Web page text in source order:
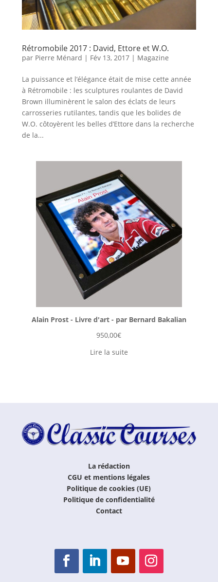
Rétromobile 2017 : David, Ettore et W.O.
par Pierre Ménard | Fév 13, 2017| Magazine
La puissance et l’élégance était de mise cette année
à Rétromobile : les sculptures roulantes de David
Brown illuminèrent le salon des éclats de leurs
carrosseries rutilantes, tandis que les bolides de
W.O. côtoyèrent les belles d’Ettore dans la recherche
de la...
Alain Prost - Livre d'art - par Bernard Bakalian
950,00€
Lire la suite
La rédaction
CGU et mentions légales
Politique de cookies (UE)
Politique de confidentialité
Contact